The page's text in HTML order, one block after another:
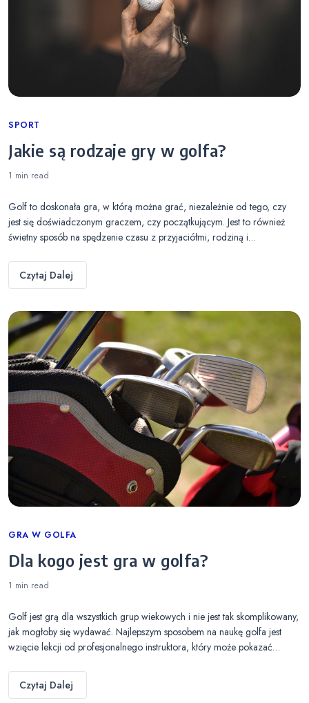
Categories
SPORT
Jakie są rodzaje gry w golfa?
1 min read
Golf to doskonała gra, w którą można grać, niezależnie od tego, czy
jest się doświadczonym graczem, czy początkującym. Jest to również
świetny sposób na spędzenie czasu z przyjaciółmi, rodziną i…
Czytaj Dalej
Categories
GRA W GOLFA
Dla kogo jest gra w golfa?
1 min read
Golf jest grą dla wszystkich grup wiekowych i nie jest tak skomplikowany,
jak mogłoby się wydawać. Najlepszym sposobem na naukę golfa jest
wzięcie lekcji od profesjonalnego instruktora, który może pokazać…
Czytaj Dalej